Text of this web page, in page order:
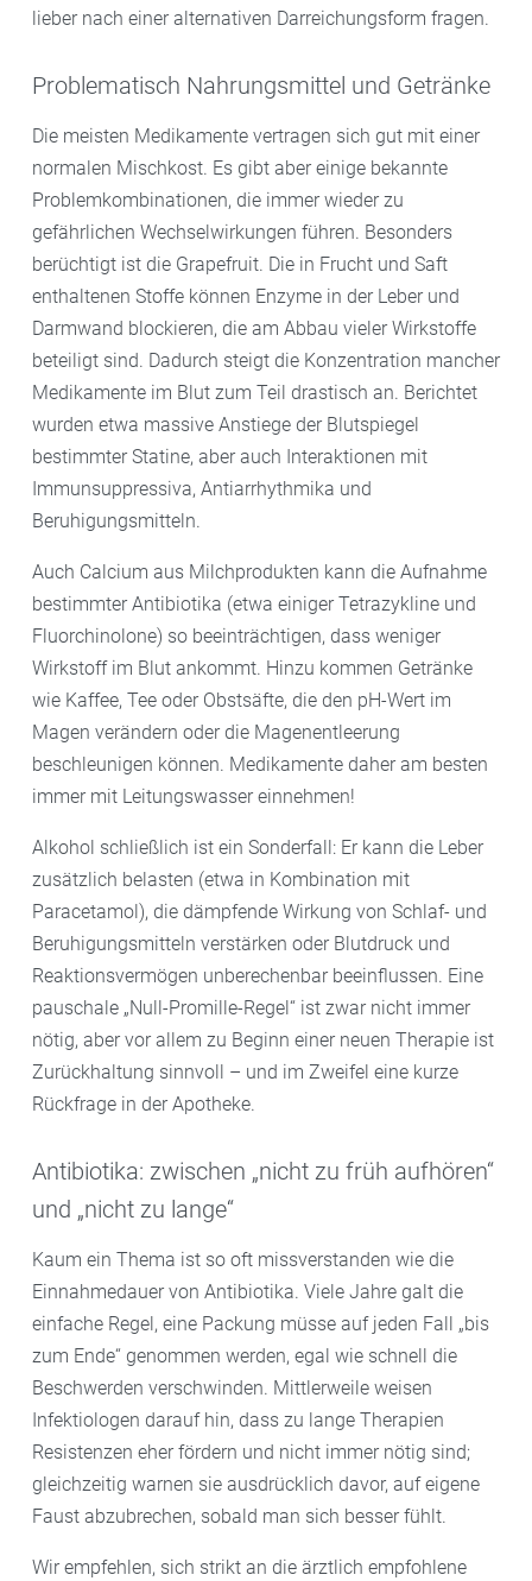
lieber nach einer alternativen Darreichungsform fragen.
Problematisch Nahrungsmittel und Getränke
Die meisten Medikamente vertragen sich gut mit einer
normalen Mischkost. Es gibt aber einige bekannte
Problemkombinationen, die immer wieder zu
gefährlichen Wechselwirkungen führen. Besonders
berüchtigt ist die Grapefruit. Die in Frucht und Saft
enthaltenen Stoffe können Enzyme in der Leber und
Darmwand blockieren, die am Abbau vieler Wirkstoffe
beteiligt sind. Dadurch steigt die Konzentration mancher
Medikamente im Blut zum Teil drastisch an. Berichtet
wurden etwa massive Anstiege der Blutspiegel
bestimmter Statine, aber auch Interaktionen mit
Immunsuppressiva, Antiarrhythmika und
Beruhigungsmitteln.
Auch Calcium aus Milchprodukten kann die Aufnahme
bestimmter Antibiotika (etwa einiger Tetrazykline und
Fluorchinolone) so beeinträchtigen, dass weniger
Wirkstoff im Blut ankommt. Hinzu kommen Getränke
wie Kaffee, Tee oder Obstsäfte, die den pH-Wert im
Magen verändern oder die Magenentleerung
beschleunigen können. Medikamente daher am besten
immer mit Leitungswasser einnehmen!
Alkohol schließlich ist ein Sonderfall: Er kann die Leber
zusätzlich belasten (etwa in Kombination mit
Paracetamol), die dämpfende Wirkung von Schlaf- und
Beruhigungsmitteln verstärken oder Blutdruck und
Reaktionsvermögen unberechenbar beeinflussen. Eine
pauschale „Null-Promille-Regel“ ist zwar nicht immer
nötig, aber vor allem zu Beginn einer neuen Therapie ist
Zurückhaltung sinnvoll – und im Zweifel eine kurze
Rückfrage in der Apotheke.
Antibiotika: zwischen „nicht zu früh aufhören“
und „nicht zu lange“
Kaum ein Thema ist so oft missverstanden wie die
Einnahmedauer von Antibiotika. Viele Jahre galt die
einfache Regel, eine Packung müsse auf jeden Fall „bis
zum Ende“ genommen werden, egal wie schnell die
Beschwerden verschwinden. Mittlerweile weisen
Infektiologen darauf hin, dass zu lange Therapien
Resistenzen eher fördern und nicht immer nötig sind;
gleichzeitig warnen sie ausdrücklich davor, auf eigene
Faust abzubrechen, sobald man sich besser fühlt.
Wir empfehlen, sich strikt an die ärztlich empfohlene